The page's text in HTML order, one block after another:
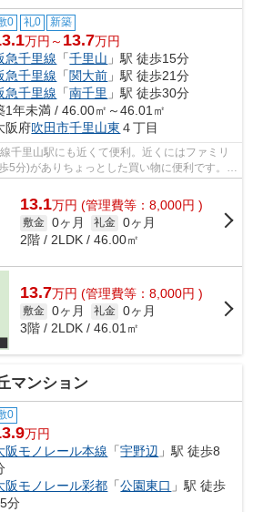
0 礼0 新築
万円～ 13.7万円
急千里線 「千里山 」駅 徒歩15分
急千里線 「関大前 」駅 徒歩21分
急千里線 「南千里 」駅 徒歩30分
1年未満 / 46.00㎡～46.01㎡
阪府吹田市千里山東 ４丁目
千里山駅にも近くて便利。近くにはファミリ
5分)がありちょっとした買い物に便利です。
、きれいな...
13.1万円 (管理費等：8,000円 )
敷金 0ヶ月 礼金 0ヶ月
2階 / 2LDK / 46.00㎡
13.7万円 (管理費等：8,000円 )
敷金 0ヶ月 礼金 0ヶ月
3階 / 2LDK / 46.01㎡
マンション
0
万円
阪モノレール本線 「宇野辺 」駅 徒歩8
阪モノレール彩都 「公園東口 」駅 徒歩
分